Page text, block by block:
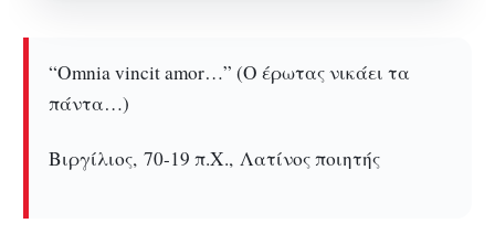
“Omnia vincit amor…” (Ο έρωτας νικάει τα
πάντα…)
Βιργίλιος, 70-19 π.Χ., Λατίνος ποιητής